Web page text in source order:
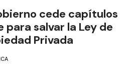
cede capítulos
para salvar la Ley de
Privada